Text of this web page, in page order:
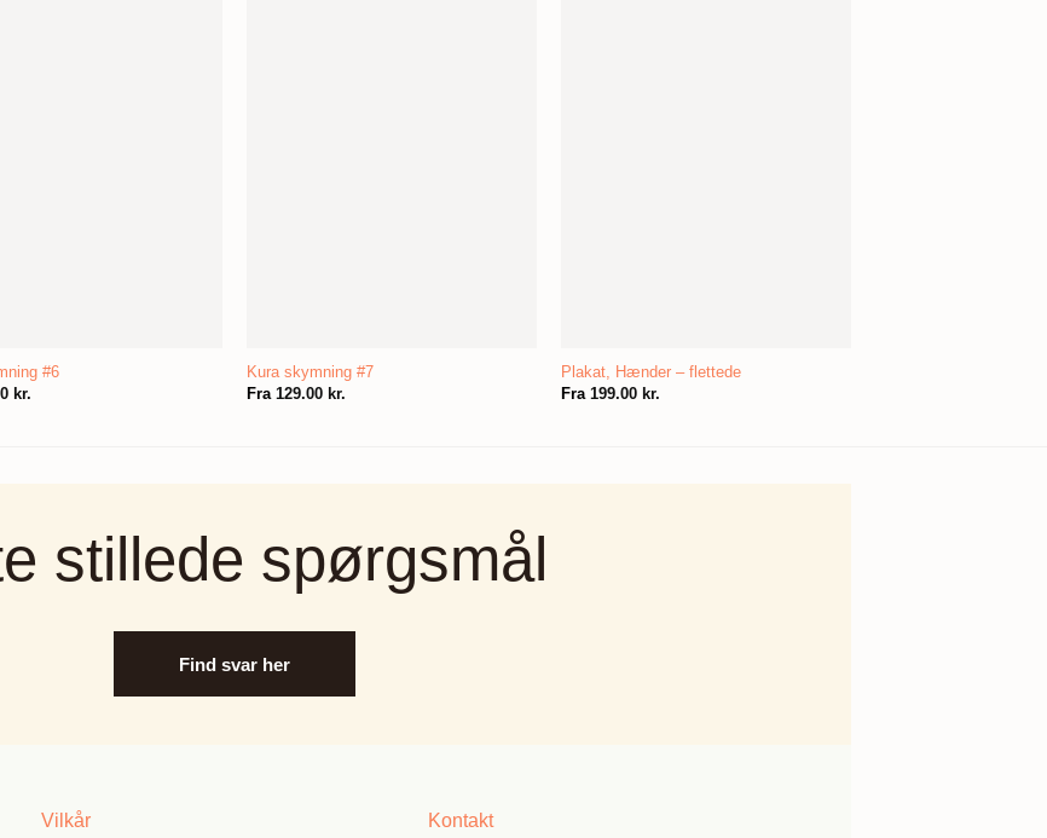
#6
kr.
Kura skymning #7
Fra 129.00 kr.
Plakat, Hænder – flettede
Fra 199.00 kr.
stillede spørgsmål
Find svar her
Vilkår Kontakt